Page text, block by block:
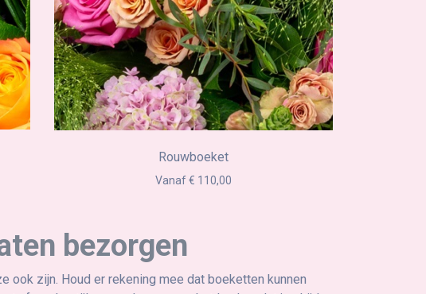
Rouwboeket
Vanaf € 110,00
bezorgen
ook zijn. Houd er rekening mee dat boeketten kunnen